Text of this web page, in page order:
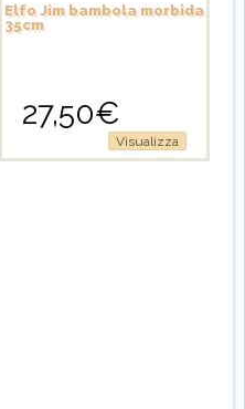
Elfo Jim bambola morbida
35cm
27,50€
Visualizza